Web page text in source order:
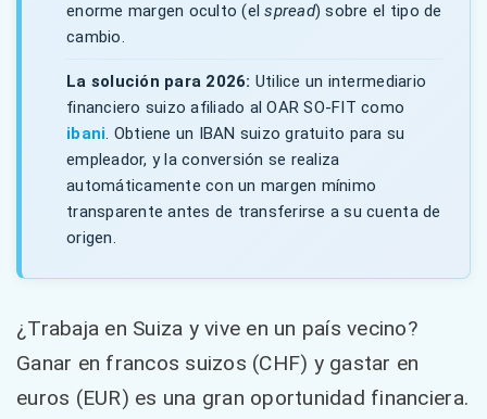
enorme margen oculto (elspread) sobre el tipo de
cambio.
La solución para 2026: Utilice un intermediario
financiero suizo afiliado al OAR SO-FIT como
ibani. Obtiene un IBAN suizo gratuito para su
empleador, y la conversión se realiza
automáticamente con un margen mínimo
transparente antes de transferirse a su cuenta de
origen.
¿Trabaja en Suiza y vive en un país vecino?
Ganar en francos suizos (CHF) y gastar en
euros (EUR) es una gran oportunidad financiera.